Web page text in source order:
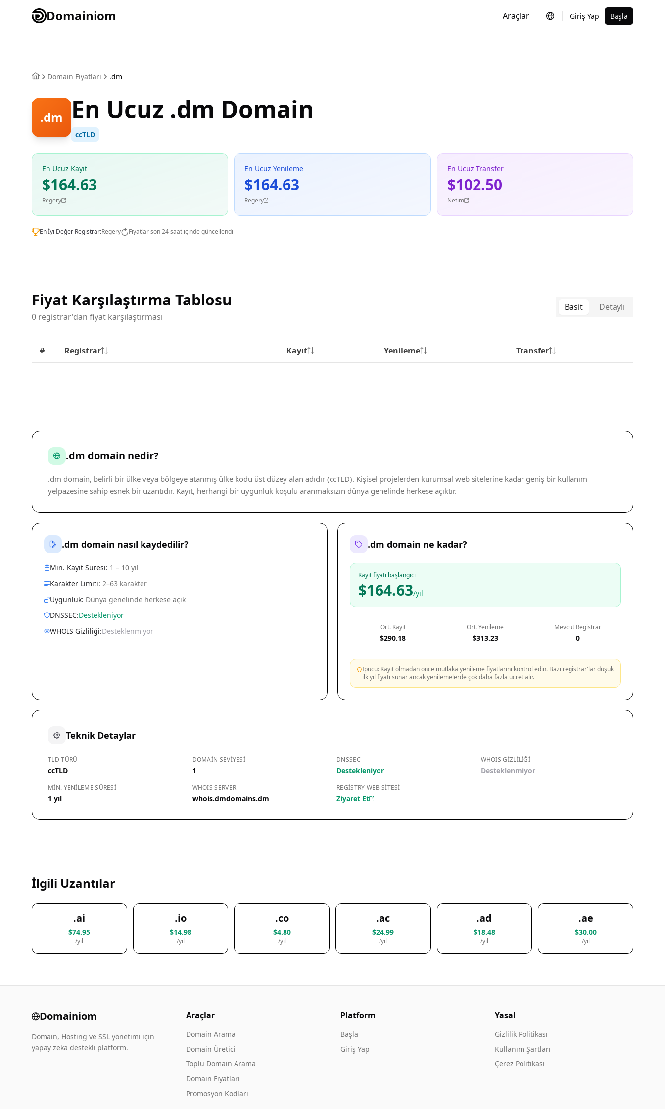
Domainiom Araçlar Giriş Yap Başla
Domain Fiyatları .dm
.dm En Ucuz .dm Domain
ccTLD
En Ucuz Kayıt
$164.63
Regery
En Ucuz Yenileme
$164.63
Regery
En Ucuz Transfer
$102.50
Netim
En İyi Değer Registrar:Regery Fiyatlar son 24 saat içinde güncellendi
Fiyat Karşılaştırma Tablosu
0 registrar'dan fiyat karşılaştırması
Basit Detaylı
# Registrar Kayıt Yenileme Transfer
.dm domain nedir?
.dm domain, belirli bir ülke veya bölgeye atanmış ülke kodu üst düzey alan adıdır (ccTLD). Kişisel projelerden kurumsal web sitelerine kadar geniş bir kullanım
yelpazesine sahip esnek bir uzantıdır. Kayıt, herhangi bir uygunluk koşulu aranmaksızın dünya genelinde herkese açıktır.
.dm domain nasıl kaydedilir?
Min. Kayıt Süresi: 1 – 10 yıl
Karakter Limiti: 2–63 karakter
Uygunluk: Dünya genelinde herkese açık
DNSSEC:Destekleniyor
WHOIS Gizliliği:Desteklenmiyor
.dm domain ne kadar?
Kayıt fiyatı başlangıcı
$164.63/yıl
Ort. Kayıt
$290.18
Ort. Yenileme
$313.23
Mevcut Registrar
0
İpucu: Kayıt olmadan önce mutlaka yenileme fiyatlarını kontrol edin. Bazı registrar'lar düşük
ilk yıl fiyatı sunar ancak yenilemelerde çok daha fazla ücret alır.
Teknik Detaylar
TLD TÜRÜ
ccTLD
DOMAIN SEVIYESI
1
DNSSEC
Destekleniyor
WHOIS GIZLILIĞI
Desteklenmiyor
MIN. YENILEME SÜRESI
1 yıl
WHOIS SERVER
whois.dmdomains.dm
REGISTRY WEB SITESI
Ziyaret Et
İlgili Uzantılar
.ai
$74.95
/yıl
.io
$14.98
/yıl
.co
$4.80
/yıl
.ac
$24.99
/yıl
.ad
$18.48
/yıl
.ae
$30.00
/yıl
Domainiom
Domain, Hosting ve SSL yönetimi için
yapay zeka destekli platform.
Araçlar
Domain Arama
Domain Üretici
Toplu Domain Arama
Domain Fiyatları
Promosyon Kodları
Platform
Başla
Giriş Yap
Yasal
Gizlilik Politikası
Kullanım Şartları
Çerez Politikası